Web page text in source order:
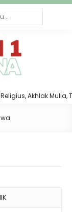
Akhlak Mulia,